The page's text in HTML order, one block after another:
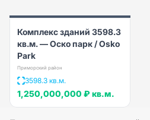
Комплекс зданий 3598.3
кв.м. — Оско парк / Osko
Park
Приморский район
3598.3 кв.м.
1,250,000,000 ₽ кв.м.